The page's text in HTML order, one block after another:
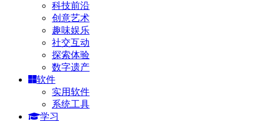
科技前沿
创意艺术
趣味娱乐
社交互动
探索体验
数字遗产
软件
实用软件
系统工具
学习